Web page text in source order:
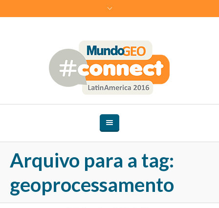
Arquivo para a tag:
geoprocessamento